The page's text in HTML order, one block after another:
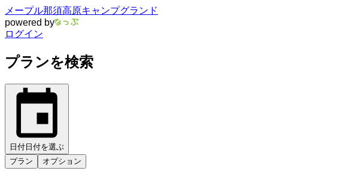
メープル那須高原キャンプグランド
powered by
ログイン
プランを検索
日付 日付を選ぶ
プラン
オプション